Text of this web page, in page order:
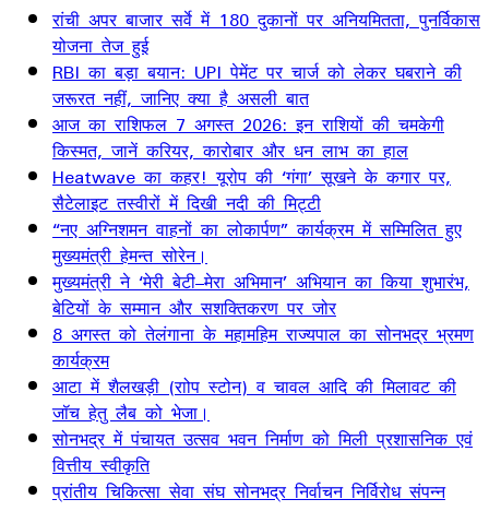
रांची अपर बाजार सर्वे में 180 दुकानों पर अनियमितता, पुनर्विकास
योजना तेज हुई
RBI का बड़ा बयान: UPI पेमेंट पर चार्ज को लेकर घबराने की
जरूरत नहीं, जानिए क्या है असली बात
आज का राशिफल 7 अगस्त 2026: इन राशियों की चमकेगी
किस्मत, जानें करियर, कारोबार और धन लाभ का हाल
Heatwave का कहर! यूरोप की ‘गंगा’ सूखने के कगार पर,
सैटेलाइट तस्वीरों में दिखी नदी की मिट्टी
“नए अग्निशमन वाहनों का लोकार्पण” कार्यक्रम में सम्मिलित हुए
मुख्यमंत्री हेमन्त सोरेन।
मुख्यमंत्री ने ‘मेरी बेटी–मेरा अभिमान’ अभियान का किया शुभारंभ,
बेटियों के सम्मान और सशक्तिकरण पर जोर
8 अगस्त को तेलंगाना के महामहिम राज्यपाल का सोनभद्र भ्रमण
कार्यक्रम
आटा में शैलखड़ी (राोप स्टोन) व चावल आदि की मिलावट की
जॉच हेतु लैब को भेजा।
सोनभद्र में पंचायत उत्सव भवन निर्माण को मिली प्रशासनिक एवं
वित्तीय स्वीकृति
प्रांतीय चिकित्सा सेवा संघ सोनभद्र निर्वाचन निर्विरोध संपन्न